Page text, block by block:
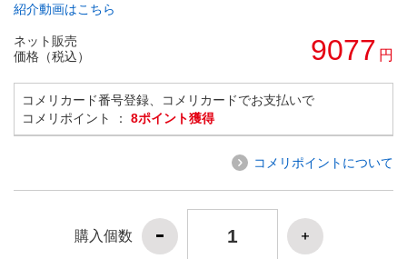
紹介動画はこちら
ネット販売
価格（税込）
9077 円
コメリカード番号登録、コメリカードでお支払いで
コメリポイント ： 8ポイント獲得
コメリポイントについて
購入個数